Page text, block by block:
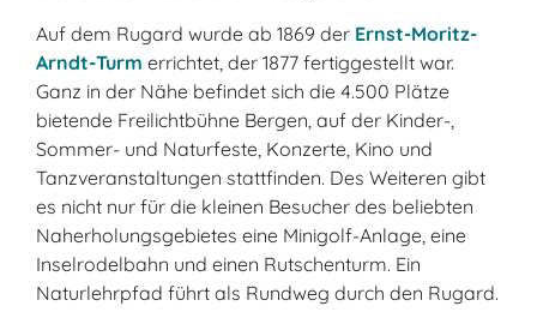
Auf dem Rugard wurde ab 1869 der Ernst-Moritz-
Arndt-Turm errichtet, der 1877 fertiggestellt war.
Ganz in der Nähe befindet sich die 4.500 Plätze
bietende Freilichtbühne Bergen, auf der Kinder-,
Sommer- und Naturfeste, Konzerte, Kino und
Tanzveranstaltungen stattfinden. Des Weiteren gibt
es nicht nur für die kleinen Besucher des beliebten
Naherholungsgebietes eine Minigolf-Anlage, eine
Inselrodelbahn und einen Rutschenturm. Ein
Naturlehrpfad führt als Rundweg durch den Rugard.